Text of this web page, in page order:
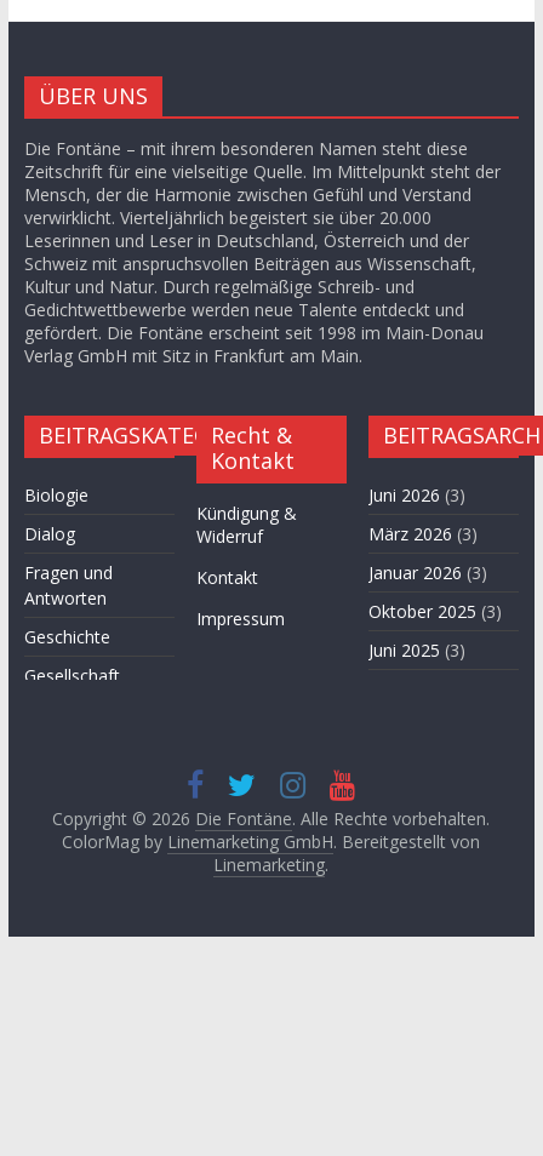
ÜBER UNS
Die Fontäne – mit ihrem besonderen Namen steht diese
Zeitschrift für eine vielseitige Quelle. Im Mittelpunkt steht der
Mensch, der die Harmonie zwischen Gefühl und Verstand
verwirklicht. Vierteljährlich begeistert sie über 20.000
Leserinnen und Leser in Deutschland, Österreich und der
Schweiz mit anspruchsvollen Beiträgen aus Wissenschaft,
Kultur und Natur. Durch regelmäßige Schreib- und
Gedichtwettbewerbe werden neue Talente entdeckt und
gefördert. Die Fontäne erscheint seit 1998 im Main-Donau
Verlag GmbH mit Sitz in Frankfurt am Main.
BEITRAGSKATEGORIEN
Biologie
Dialog
Fragen und
Antworten
Geschichte
Gesellschaft
Leitartikel von
Fethullah Gülen
Lyrik
Recht &
Kontakt
Kündigung &
Widerruf
Kontakt
Impressum
Juni 2026 (3)
März 2026 (3)
Januar 2026 (3)
Oktober 2025 (3)
Juni 2025 (3)
2024(3)
Juni 2024
April 2024(2)
Copyright © 2026 Die Fontäne. Alle Rechte vorbehalten.
ColorMag by Linemarketing GmbH. Bereitgestellt von
Linemarketing.